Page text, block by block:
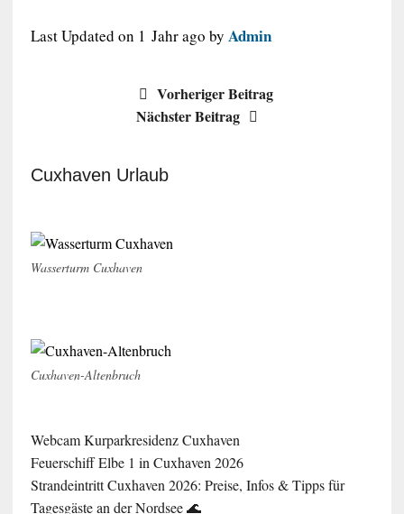
Last Updated on 1 Jahr ago by Admin
Vorheriger Beitrag
Nächster Beitrag
Cuxhaven Urlaub
Wasserturm Cuxhaven
Cuxhaven-Altenbruch
Webcam Kurparkresidenz Cuxhaven
Feuerschiff Elbe 1 in Cuxhaven 2026
Strandeintritt Cuxhaven 2026: Preise, Infos & Tipps für
Tagesgäste an der Nordsee 🌊